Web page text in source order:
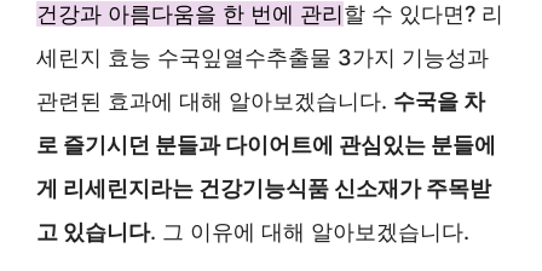
건강과 아름다움을 한 번에 관리할 수 있다면? 리
세린지 효능 수국잎열수추출물 3가지 기능성과
관련된 효과에 대해 알아보겠습니다. 수국을 차
로 즐기시던 분들과 다이어트에 관심있는 분들에
게 리세린지라는 건강기능식품 신소재가 주목받
고 있습니다. 그 이유에 대해 알아보겠습니다.